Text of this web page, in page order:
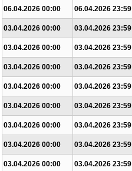
06.04.2026 00:00
06.04.2026 23:59
03.04.2026 00:00
03.04.2026 23:59
03.04.2026 00:00
03.04.2026 23:59
03.04.2026 00:00
03.04.2026 23:59
03.04.2026 00:00
03.04.2026 23:59
03.04.2026 00:00
03.04.2026 23:59
03.04.2026 00:00
03.04.2026 23:59
03.04.2026 00:00
03.04.2026 23:59
03.04.2026 00:00
03.04.2026 23:59